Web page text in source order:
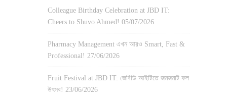
Colleague Birthday Celebration at JBD IT:
Cheers to Shuvo Ahmed! 05/07/2026
Pharmacy Management এখন আরও Smart, Fast &
Professional! 27/06/2026
Fruit Festival at JBD IT: জেবিডি আইটিতে জমজমাট ফল
উৎসব! 23/06/2026